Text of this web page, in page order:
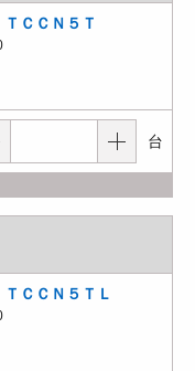
ＣＣＮ５Ｔ
台
ＣＣＮ５ＴＬ